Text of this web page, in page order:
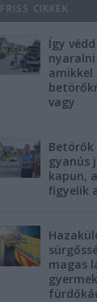
FRISS CIKKEK
Így
vagy
Betörők
gyanús
kapun,
figyelik
magas